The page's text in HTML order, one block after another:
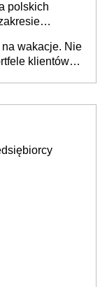
polskich
wakacje. Nie
klientów